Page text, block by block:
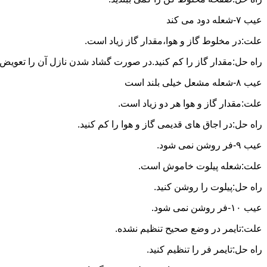
عیب ۷-شعله دود می کند
علت:در مخلوط گاز و هوا،مقدار گاز زیاد است.
راه حل:مقدار گاز را کم کنید.در صورت گشاد شدن نازل آن را تعویض
عیب ۸-شعله مشعل خیلی بلند است
علت:مقدار گاز و هوا هر دو زیاد است.
راه حل:در اجاق های قدیمی گاز و هوا را کم کنید.
عیب ۹-فر روشن نمی شود.
علت:شعله پیلوت خاموش است.
راه حل:پیلوت را روشن کنید.
عیب ۱۰-فر روشن نمی شود.
علت:تایمر در وضع صحیح تنظیم نشده.
راه حل:تایمر فر را تنظیم کنید.